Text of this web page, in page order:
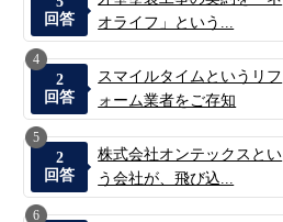
回答
オライフ」という...
4
2
回答
スマイルタイムというリフ
ォーム業者をご存知
5
2
回答
株式会社オンテックスとい
う会社が、飛び込...
6